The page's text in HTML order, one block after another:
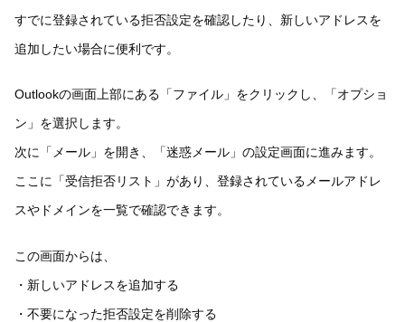
すでに登録されている拒否設定を確認したり、新しいアドレスを
追加したい場合に便利です。
Outlookの画面上部にある「ファイル」をクリックし、「オプショ
ン」を選択します。
次に「メール」を開き、「迷惑メール」の設定画面に進みます。
ここに「受信拒否リスト」があり、登録されているメールアドレ
スやドメインを一覧で確認できます。
この画面からは、
・新しいアドレスを追加する
・不要になった拒否設定を削除する